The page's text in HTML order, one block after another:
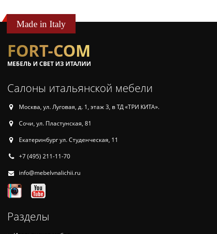
Made in Italy
FORT-COM
МЕБЕЛЬ И СВЕТ ИЗ ИТАЛИИ
Салоны итальянской мебели
Москва, ул. Луговая, д. 1, этаж 3, в ТД «ТРИ КИТА».
Сочи, ул. Пластунская, 81
Екатеринбург ул. Студенческая, 11
+7 (495) 211-11-70
info@mebelvnalichii.ru
Разделы